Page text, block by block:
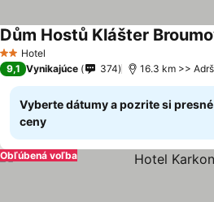
2 Počet hviezdičiek
Hotel
Dům Hostů Klášter
9,1 Vynikajúce 374 16.3 km >>
Vyberte dátumy a pozrite si presné
ceny
Obľúbená voľba